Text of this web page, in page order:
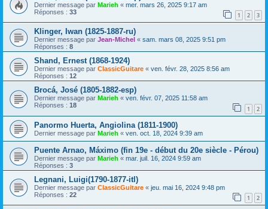
Dernier message par Marieh « mer. mars 26, 2025 9:17 am
Réponses : 33 1 2 3
Klinger, Iwan (1825-1887-ru)
Dernier message par Jean-Michel « sam. mars 08, 2025 9:51 pm
Réponses : 8
Shand, Ernest (1868-1924)
Dernier message par ClassicGuitare « ven. févr. 28, 2025 8:56 am
Réponses : 12
Brocá, José (1805-1882-esp)
Dernier message par Marieh « ven. févr. 07, 2025 11:58 am
Réponses : 18 1 2
Panormo Huerta, Angiolina (1811-1900)
Dernier message par Marieh « ven. oct. 18, 2024 9:39 am
Puente Arnao, Máximo (fin 19e - début du 20e siècle - Pérou)
Dernier message par Marieh « mar. juil. 16, 2024 9:59 am
Réponses : 3
Legnani, Luigi(1790-1877-itl)
Dernier message par ClassicGuitare « jeu. mai 16, 2024 9:48 pm
Réponses : 22 1 2